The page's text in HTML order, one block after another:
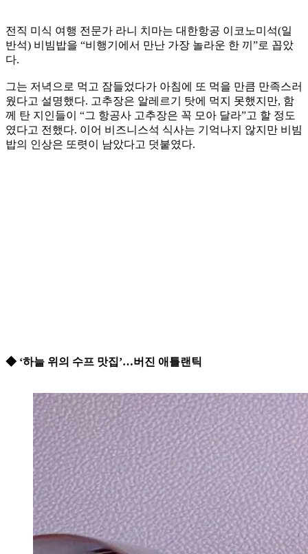
전직 미식 여행 전문가 라니 치마는 대한항공 이코노미석(일
반석) 비빔밥을 “비행기에서 만난 가장 놀라운 한 끼”로 꼽았
다.
그는 저녁으로 먹고 잠들었다가 아침에 또 먹을 만큼 만족스러
웠다고 설명했다. 고추장은 알레르기 탓에 먹지 못했지만, 함
께 탄 지인들이 “그 항공사 고추장은 꼭 모아 달라”고 할 정도
였다고 전했다. 이어 비즈니스석 식사는 기억나지 않지만 비빔
밥의 인상은 또렷이 남았다고 덧붙였다.
◆ ‘하늘 위의 수프 맛집’…버진 애틀랜틱